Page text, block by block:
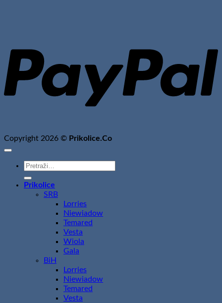
Copyright 2026 © Prikolice.Co
Pretraži:
Prikolice
SRB
Lorries
Niewiadow
Temared
Vesta
Wiola
Gala
BiH
Lorries
Niewiadow
Temared
Vesta